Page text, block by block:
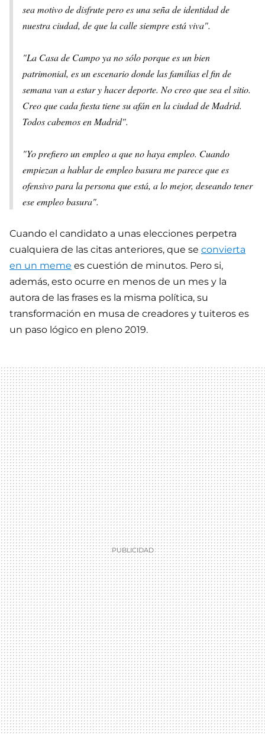
sea motivo de disfrute pero es una seña de identidad de
nuestra ciudad, de que la calle siempre está viva".
"La Casa de Campo ya no sólo porque es un bien
patrimonial, es un escenario donde las familias el fin de
semana van a estar y hacer deporte. No creo que sea el sitio.
Creo que cada fiesta tiene su afán en la ciudad de Madrid.
Todos cabemos en Madrid".
"Yo prefiero un empleo a que no haya empleo. Cuando
empiezan a hablar de empleo basura me parece que es
ofensivo para la persona que está, a lo mejor, deseando tener
ese empleo basura".
Cuando el candidato a unas elecciones perpetra
cualquiera de las citas anteriores, que se convierta
en un meme es cuestión de minutos. Pero si,
además, esto ocurre en menos de un mes y la
autora de las frases es la misma política, su
transformación en musa de creadores y tuiteros es
un paso lógico en pleno 2019.